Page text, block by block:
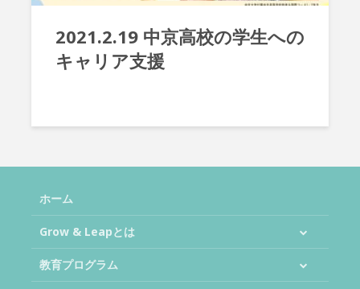
2021.2.19 中京高校の学生への
キャリア支援
ホーム
Grow & Leapとは
教育プログラム